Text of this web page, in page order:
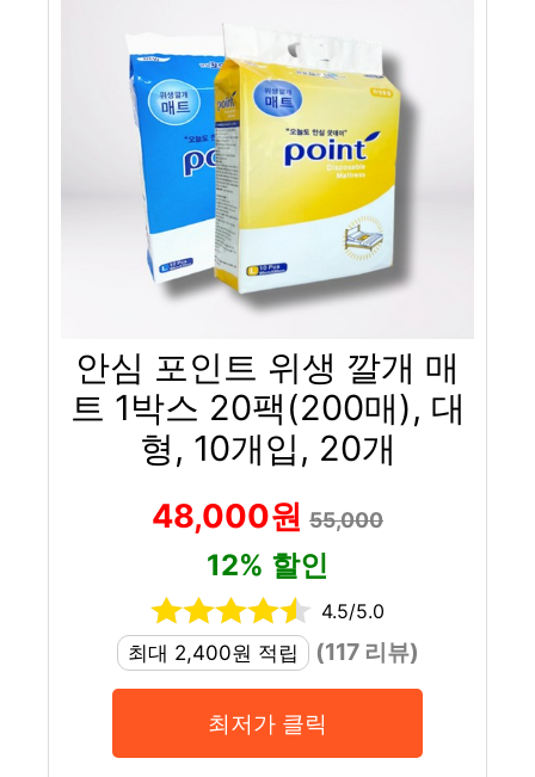
안심 포인트 위생 깔개 매
트 1박스 20팩(200매), 대
형, 10개입, 20개
48,000원 55,000
12% 할인
4.5/5.0
최대 2,400원 적립
(117 리뷰)
최저가 클릭